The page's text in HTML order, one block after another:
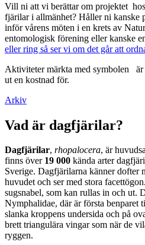
Vill ni att vi berättar om projektet
fjärilar i allmänhet? Håller ni kanske
inför vårens möten i en krets av
entomologisk förening eller kanske
eller ring så ser vi om det går att
Aktiviteter märkta med symbolen
är
ut en kostnad för.
Arkiv
Vad är dagfjärilar?
Dagfjärilar, rhopalocera, är
finns över 19 000 kända arter
Sverige. Dagfjärilarna känner dofter
huvudet och ser med stora
sugsnabel, som kan rullas in och ut.
Nymphalidae, där är första benparet
slanka kroppens undersida och på
brett triangulära vingar som när de
ryggen.